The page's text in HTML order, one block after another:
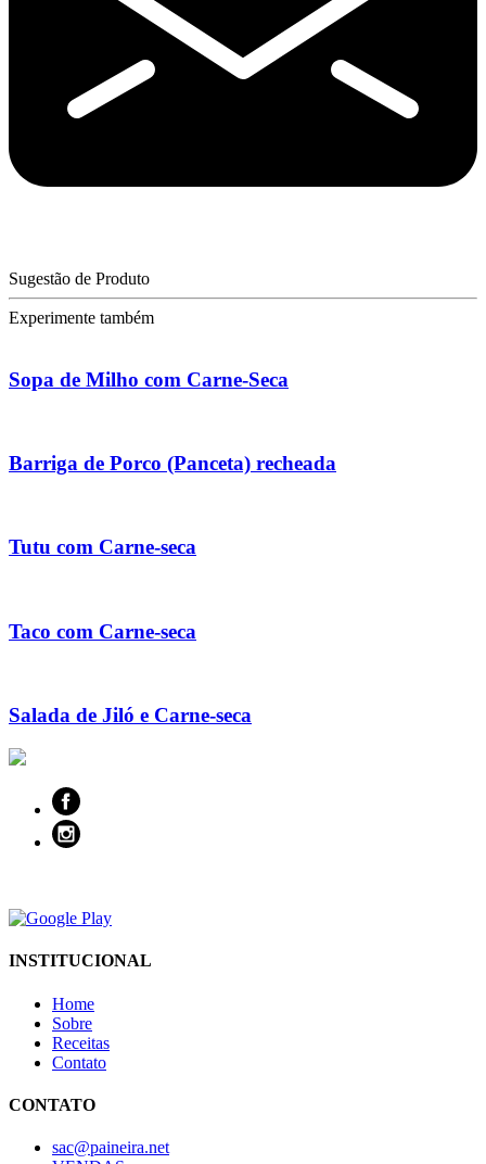
Sugestão de Produto
Experimente também
Sopa de Milho com Carne-Seca
Barriga de Porco (Panceta) recheada
Tutu com Carne-seca
Taco com Carne-seca
Salada de Jiló e Carne-seca
INSTITUCIONAL
Home
Sobre
Receitas
Contato
CONTATO
sac@paineira.net